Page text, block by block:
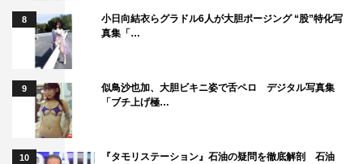
8
小日向結衣らグラドル6人が大胆ポージング “股”特化写
真集「…
9
似鳥沙也加、大胆ビキニ姿で舌ペロ デジタル写真集
「ブチ上げ極…
10 『タモリステーション』石油の疑問を徹底解剖 石油